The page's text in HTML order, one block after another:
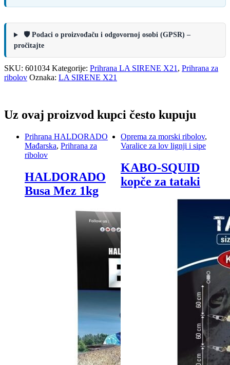
🛡️ Podaci o proizvođaču i odgovornoj osobi (GPSR) –
pročitajte
SKU: 601034 Kategorije: Prihrana LA SIRENE X21, Prihrana za
ribolov Oznaka: LA SIRENE X21
Uz ovaj proizvod kupci često kupuju
Prihrana HALDORADO
Mađarska, Prihrana za
ribolov
HALDORADO
Busa Mez 1kg
Oprema za morski ribolov,
Varalice za lov lignji i sipe
KABO-SQUID
kopče za tataki